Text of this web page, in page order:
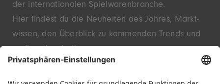
der inter­nationalen Spielwaren­branche.
Hier findest du die Neu­heiten des Jahres, Markt­
wissen, den Überblick zu kommenden Trends und
Entdecke innovative Startups und bekannte
Marken – live in Nürnberg.